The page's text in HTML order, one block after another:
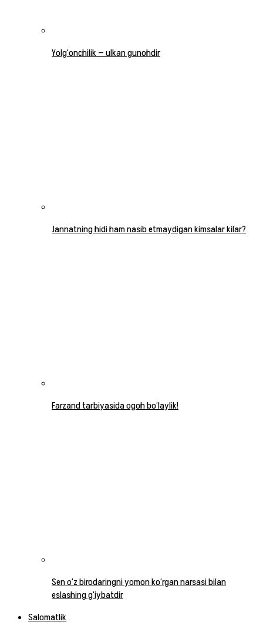
Yolg‘onchilik — ulkan gunohdir
Jannatning hidi ham nasib etmaydigan kimsalar kilar?
Farzand tarbiyasida ogoh bo‘laylik!
Sen o‘z birodaringni yomon ko‘rgan narsasi bilan
eslashing g‘iybatdir
Salomatlik